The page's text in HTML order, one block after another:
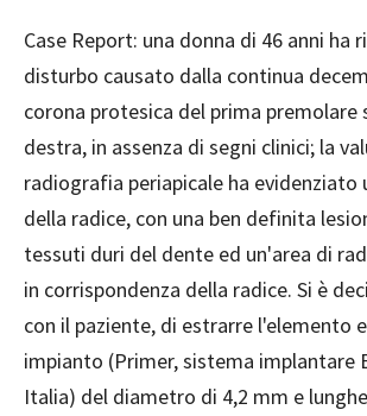
Case Report: una donna di 46 anni ha
disturbo causato dalla continua
corona protesica del prima premolare
destra, in assenza di segni clinici; la
radiografia periapicale ha
della radice, con una ben definita
tessuti duri del dente ed un'area di
in corrispondenza della radice. Si è
con il paziente, di estrarre l'elemento
impianto (Primer, sistema implantare
Italia) del diametro di 4,2 mm e